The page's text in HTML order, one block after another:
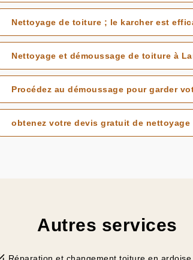
Nettoyage de toiture ; le karcher est
Nettoyage et démoussage de toiture à
Procédez au démoussage pour garder
obtenez votre devis gratuit de nettoyage
Autres services